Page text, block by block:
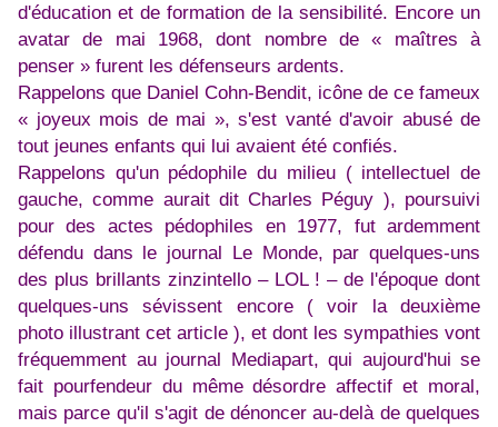
d'éducation et de formation de la sensibilité. Encore un
avatar de mai 1968, dont nombre de « maîtres à
penser » furent les défenseurs ardents.
Rappelons que Daniel Cohn-Bendit, icône de ce fameux
« joyeux mois de mai », s'est vanté d'avoir abusé de
tout jeunes enfants qui lui avaient été confiés.
Rappelons qu'un pédophile du milieu ( intellectuel de
gauche, comme aurait dit Charles Péguy ), poursuivi
pour des actes pédophiles en 1977, fut ardemment
défendu dans le journal Le Monde, par quelques-uns
des plus brillants zinzintello – LOL ! – de l'époque dont
quelques-uns sévissent encore ( voir la deuxième
photo illustrant cet article ), et dont les sympathies vont
fréquemment au journal Mediapart, qui aujourd'hui se
fait pourfendeur du même désordre affectif et moral,
mais parce qu'il s'agit de dénoncer au-delà de quelques